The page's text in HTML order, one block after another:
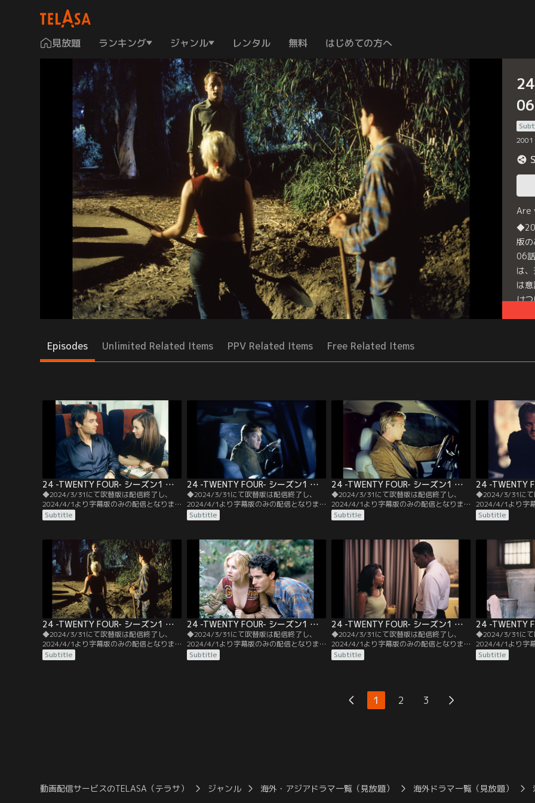
見放題 ランキング ジャンル レンタル 無料 はじめての方へ
2001
Are
版
06
は
は
け
Episodes Unlimited Related Items PPV Related Items Free Related Items
24 -TWENTY FOUR- シーズン1 第01話／字幕
◆2024/3/31にて吹替版は配信終了し、
2024/4/1より字幕版のみの配信となりま
す。予めご了承ください。◆字幕／第01話
MIDNIGHT-1：00 A.M.／深夜0時過ぎ、
に非常召集がかかった。大統領候補のパー
マー上院議員の暗殺計画が発覚したのだ。
山場は大統領予備選の今日、24時間。
Subtitle
24 -TWENTY FOUR- シーズン1 第02話／字幕
◆2024/3/31にて吹替版は配信終了し、
2024/4/1より字幕版のみの配信となりま
す。予めご了承ください。◆字幕／第02話
1：00 A.M.-2：00 A.M.／極秘情報を入手し
クに助けを求める。単身駆けつけたジャッ
クは、暗殺事件の情報が記録されたカード
キーを託される。
Subtitle
24 -TWENTY FOUR- シーズン1 第03話／字幕
◆2024/3/31にて吹替版は配信終了し、
2024/4/1より字幕版のみの配信となりま
す。予めご了承ください。◆字幕／第03話
2：00 A.M.-3：00 A.M.／パーマー上院議員
ニコールをレイプし、事故死した青年が、
実は息子キースに殺されていたというの
Subtitle
◆2024/3/31にて
2024/4/1より字
す。予めご了承
3：00 A.M.-4：
ルシュの死を隠
ャックに不審を
イソンに通報。
Subtitle
24 -TWENTY FOUR- シーズン1 第06話／字幕
◆2024/3/31にて吹替版は配信終了し、
2024/4/1より字幕版のみの配信となりま
す。予めご了承ください。◆字幕／第06話
5：00 A.M.-6：00 A.M.／病院に着いたテリ
Subtitle
24 -TWENTY FOUR- シーズン1 第07話／字幕
◆2024/3/31にて吹替版は配信終了し、
2024/4/1より字幕版のみの配信となりま
す。予めご了承ください。◆字幕／第07話
6：00 A.M.-7：00 A.M.／パーマー上院議員
Subtitle
24 -TWENTY FOUR- シーズン1 第08話／字幕
◆2024/3/31にて吹替版は配信終了し、
2024/4/1より字幕版のみの配信となりま
す。予めご了承ください。◆字幕／第08話
7：00 A.M.-8：00 A.M.／捜査を続けていた
ジェイミーだった。ニーナたちは彼女を尋
問するが、ジェイミーはかたくなに口を閉
Subtitle
◆2024/3/31にて
2024/4/1より字
す。予めご了承
8：00 A.M.-9：
Subtitle
1 2 3
動画配信サービスのTELASA（テラサ） ジャンル 海外・アジアドラマ一覧（見放題） 海外ドラマ一覧（見放題）